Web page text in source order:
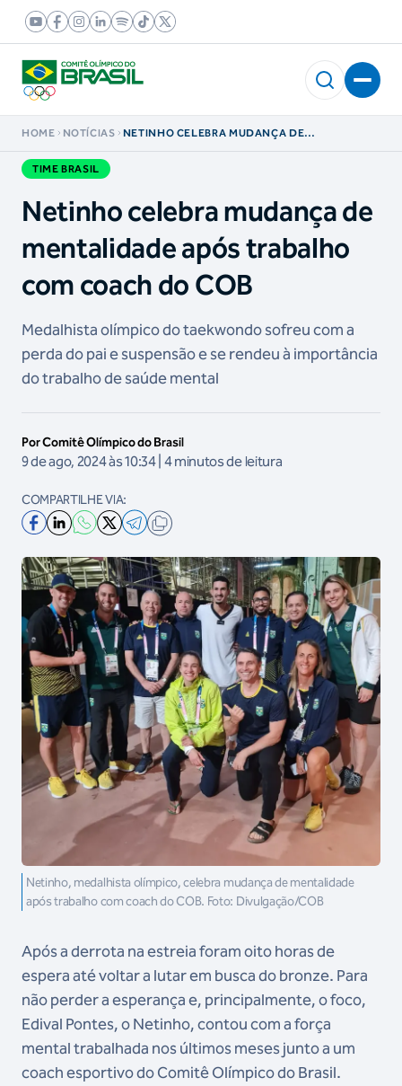
HOME NOTÍCIAS
NETINHO CELEBRA MUDANÇA DE
TIME BRASIL
Netinho celebra mudança de
mentalidade após trabalho
com coach do COB
Medalhista olímpico do taekwondo sofreu com a
perda do pai e suspensão e se rendeu à importância
do trabalho de saúde mental
Por Comitê Olímpico do Brasil
9 de ago, 2024 às 10:34 | 4 minutos de leitura
COMPARTILHE VIA:
Netinho, medalhista olímpico, celebra mudança de mentalidade
após trabalho com coach do COB. Foto: Divulgação/COB
Após a derrota na estreia foram oito horas de
espera até voltar a lutar em busca do bronze. Para
não perder a esperança e, principalmente, o foco,
Edival Pontes, o Netinho, contou com a força
mental trabalhada nos últimos meses junto a um
coach esportivo do Comitê Olímpico do Brasil.